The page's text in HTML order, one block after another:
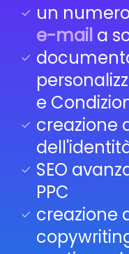
un
e-mail a
e
creazione
SEO
PPC
creazione